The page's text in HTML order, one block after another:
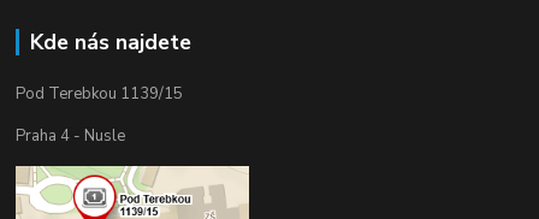
Kde nás najdete
Pod Terebkou 1139/15
Praha 4 - Nusle